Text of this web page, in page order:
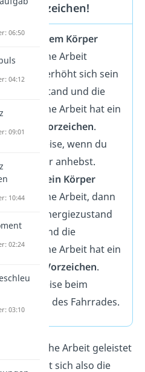
Vorzeichen!
an einem Körper
Arbeit
ausgeübt
, erhöht sich sein
Energiezustand und die
Arbeit hat ein
positives Vorzeichen.
Beispielsweise, wenn du
Koffer anhebst.
ein Körper
Arbeit, dann
wird sein Energiezustand
und die
Arbeit hat ein
negatives Vorzeichen.
beim
Abbremsen des Fahrrades.
Arbeit geleistet
ändert sich also die
06:50
04:12
09:01
10:44
02:24
03:10